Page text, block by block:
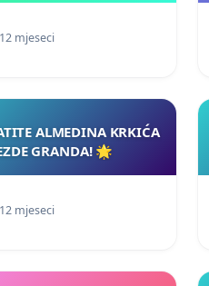
mjeseci
ALMEDINA KRKIĆA
GRANDA! 🌟
mjeseci